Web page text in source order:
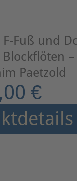
Fuß und
Paetzold
€